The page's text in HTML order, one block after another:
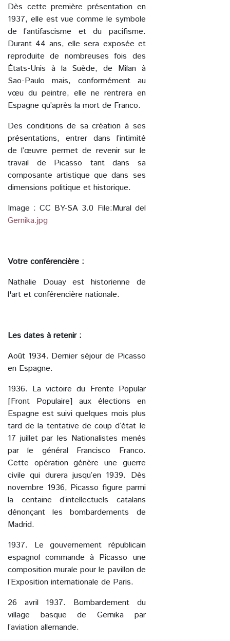
Dès cette première présentation en
1937, elle est vue comme le symbole
de l’antifascisme et du pacifisme.
Durant 44 ans, elle sera exposée et
reproduite de nombreuses fois des
États-Unis à la Suède, de Milan à
Sao-Paulo mais, conformément au
vœu du peintre, elle ne rentrera en
Espagne qu’après la mort de Franco.
Des conditions de sa création à ses
présentations, entrer dans l’intimité
de l’œuvre permet de revenir sur le
travail de Picasso tant dans sa
composante artistique que dans ses
dimensions politique et historique.
Image : CC BY-SA 3.0 File:Mural del
Gernika.jpg
Votre conférencière :
Nathalie Douay est historienne de
l'art et conférencière nationale.
Les dates à retenir :
Août 1934. Dernier séjour de Picasso
en Espagne.
1936. La victoire du Frente Popular
[Front Populaire] aux élections en
Espagne est suivi quelques mois plus
tard de la tentative de coup d’état le
17 juillet par les Nationalistes menés
par le général Francisco Franco.
Cette opération génère une guerre
civile qui durera jusqu’en 1939. Dès
novembre 1936, Picasso figure parmi
la centaine d’intellectuels catalans
dénonçant les bombardements de
Madrid.
1937. Le gouvernement républicain
espagnol commande à Picasso une
composition murale pour le pavillon de
l’Exposition internationale de Paris.
26 avril 1937. Bombardement du
village basque de Gernika par
l’aviation allemande.